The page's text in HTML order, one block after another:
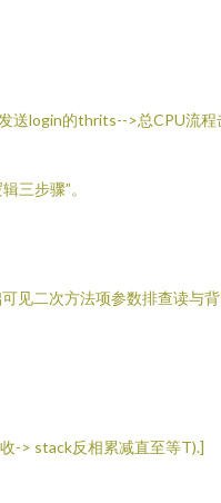
送login的thrits-->总CPU流程
三步骤”。
见二次方法项参数排查读与
-> stack反相累减直至等T).]